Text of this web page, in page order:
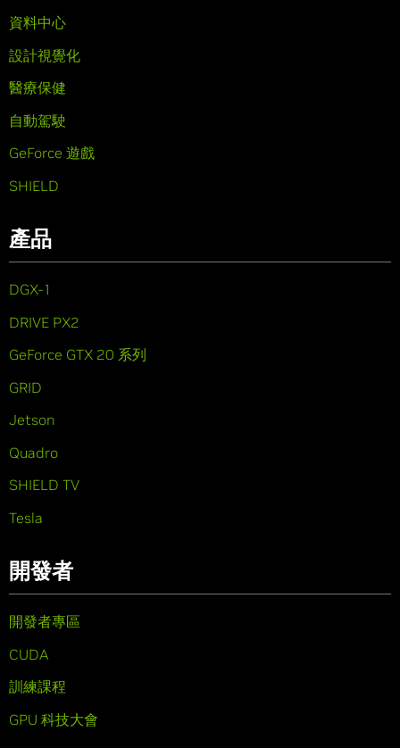
資料中心
設計視覺化
醫療保健
自動駕駛
GeForce 遊戲
SHIELD
產品
DGX-1
DRIVE PX2
GeForce GTX 20 系列
GRID
Jetson
Quadro
SHIELD TV
Tesla
開發者
開發者專區
CUDA
訓練課程
GPU 科技大會